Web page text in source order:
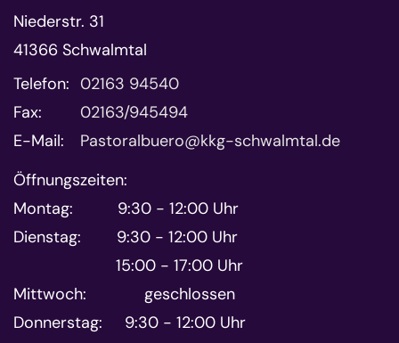
Niederstr. 31
41366 Schwalmtal
Telefon: 02163 94540
Fax:
02163/945494
E-Mail:
Pastoralbuero@kkg-schwalmtal.de
Öffnungszeiten:
Montag: 9:30 - 12:00 Uhr
Dienstag: 9:30 - 12:00 Uhr
15:00 - 17:00 Uhr
Mittwoch: geschlossen
Donnerstag: 9:30 - 12:00 Uhr